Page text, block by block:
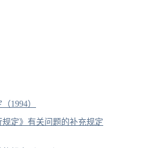
1994）
定》有关问题的补充规定